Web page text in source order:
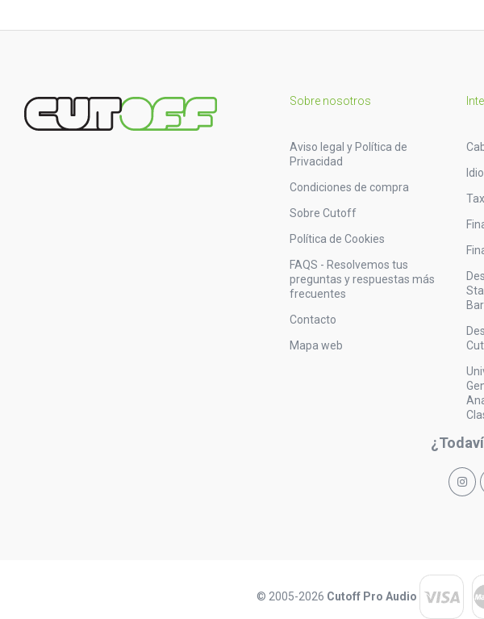
Sobre nosotros
Aviso legal y Política de
Privacidad
Condiciones de compra
Sobre Cutoff
Política de Cookies
FAQS - Resolvemos tus
preguntas y respuestas más
frecuentes
Contacto
Mapa web
© 2005-2026 Cutoff Pro Audio